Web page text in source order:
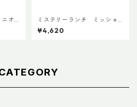
オ
ミステリーランチ ミッショ
ンパッキングキューブ M ブ
ラック
¥4,620